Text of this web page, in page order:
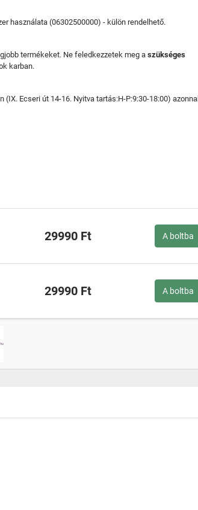
használata (06302500000) - külön rendelhető.
termékeket. Ne feledkezzetek meg a szükséges
karban.
Ecseri út 14-16. Nyitva tartás:H-P:9:30-18:00) azonnal
29990 Ft A boltba
29990 Ft A boltba